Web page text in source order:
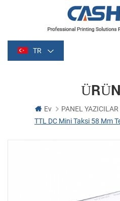
TR
Ev PANEL YAZICILAR
TTL DC Mini Taksi 58 Mm